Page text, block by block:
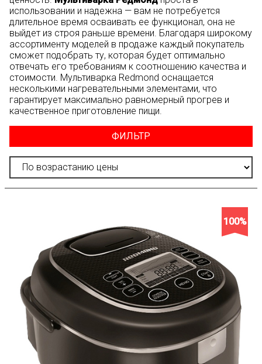
использовании и надежна — вам не потребуется
длительное время осваивать ее функционал, она не
выйдет из строя раньше времени. Благодаря широкому
ассортименту моделей в продаже каждый покупатель
сможет подобрать ту, которая будет оптимально
отвечать его требованиям к соотношению качества и
стоимости. Мультиварка Redmond оснащается
несколькими нагревательными элементами, что
гарантирует максимально равномерный прогрев и
качественное приготовление пищи.
ФИЛЬТР
100%